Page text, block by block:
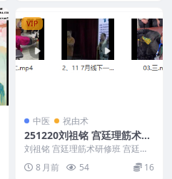
VIP
中医 祝由术
251220刘祖铭 宫廷理筋术研
修班 宫廷御雕一御女驻颜回
春术
刘祖铭 宫廷理筋术研修班 宫廷御
雕一御女驻颜回春术 251220 01.
一.mp...
8 月前 54 16